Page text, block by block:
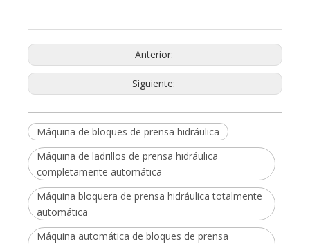
Anterior:
Siguiente:
Máquina de bloques de prensa hidráulica
Máquina de ladrillos de prensa hidráulica
completamente automática
Máquina bloquera de prensa hidráulica totalmente
automática
Máquina automática de bloques de prensa